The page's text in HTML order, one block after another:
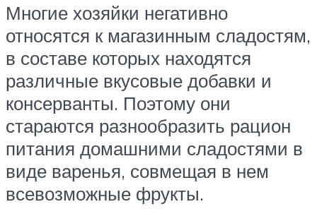
Многие хозяйки негативно
относятся к магазинным сладостям,
в составе которых находятся
различные вкусовые добавки и
консерванты. Поэтому они
стараются разнообразить рацион
питания домашними сладостями в
виде варенья, совмещая в нем
всевозможные фрукты.